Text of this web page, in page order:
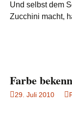
Und selbst dem
Zucchini macht,
Farbe
29. Juli 2010